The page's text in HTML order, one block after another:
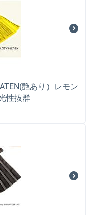
艶あり）レモン
性抜群